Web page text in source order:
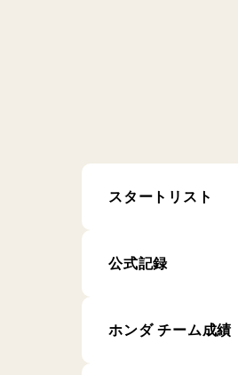
スタートリスト
公式記録
ホンダ チーム成績